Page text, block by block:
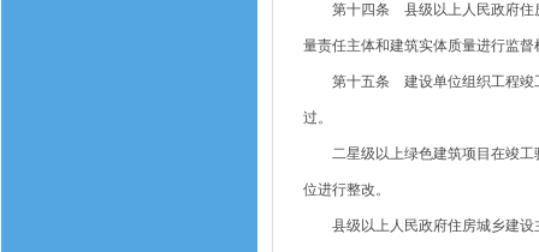
第十四条 县级以上人民政府住房
量责任主体和建筑实体质量进行监督
第十五条 建设单位组织工程竣工
过。
二星级以上绿色建筑项目在竣工
位进行整改。
县级以上人民政府住房城乡建设